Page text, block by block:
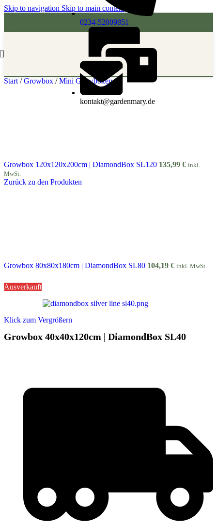
Skip to navigation Skip to main content
0234-52009851
kontakt@gardenmary.de
Start / Growbox / Mini Growboxen
Growbox 120x120x200cm | DiamondBox SL120 135,99 € inkl.
MwSt.
Zurück zu den Produkten
Growbox 80x80x180cm | DiamondBox SL80 104,19 € inkl. MwSt.
Ausverkauft
Klick zum Vergrößern
Growbox 40x40x120cm | DiamondBox SL40